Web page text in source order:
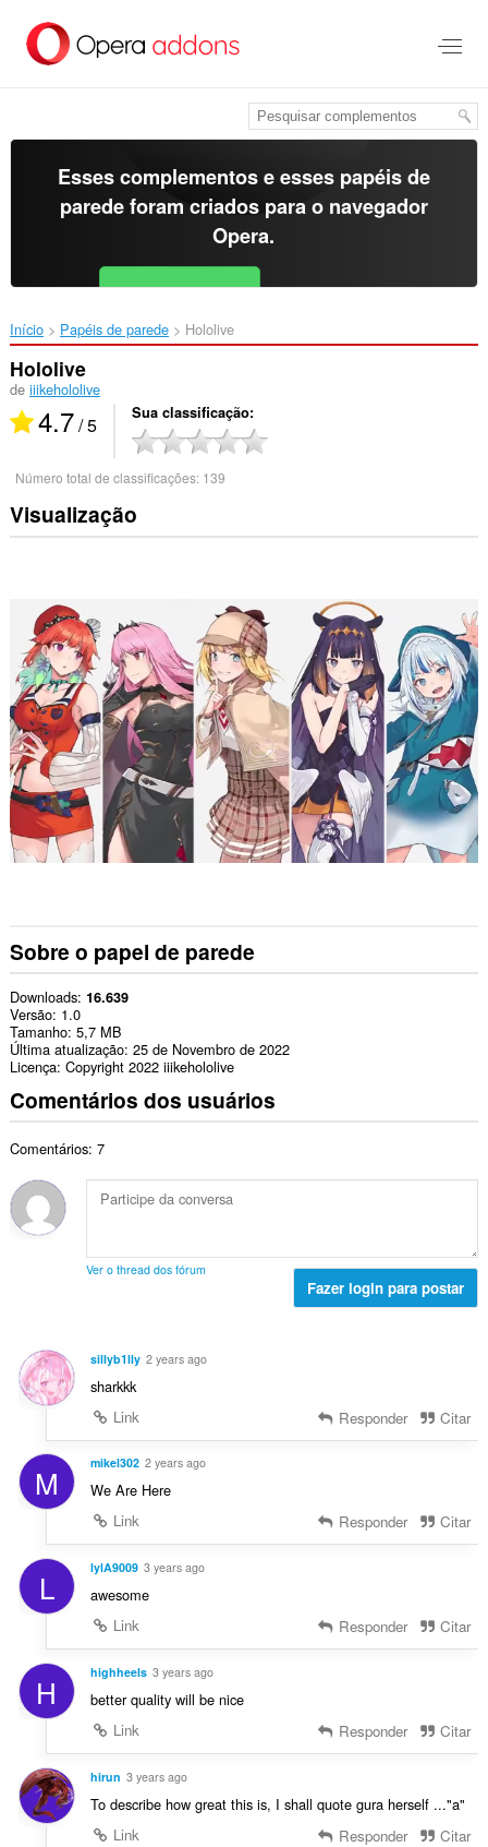
para
Esses complementos e esses papéis de
parede foram criados para o navegador
Opera.
Baixar o Opera Free for Android
Início Papéis de parede Hololive‎
Hololive
de iiikehololive
4.7/ 5 Sua classificação
Número total de classificações: 139
Visualização
Sobre o papel de parede
Downloads 16.639
Versão 1.0
Tamanho 5,7 MB
Última atualização 25 de Novembro de 2022
Licença Copyright 2022 iiikehololive
Comentários dos usuários
Comentários: 7
Ver o thread dos fórum
Fazer login para postar
sillyb1lly 2 years ago
sharkkk
Link
Responder Citar
M mikel302 2 years ago
We Are Here
Link
Responder Citar
L lylA9009 3 years ago
awesome
Link
Responder Citar
H highheels 3 years ago
better quality will be nice
Link
Responder Citar
hirun 3 years ago
To describe how great this is, I shall quote gura herself ..."a"
Link
Responder Citar